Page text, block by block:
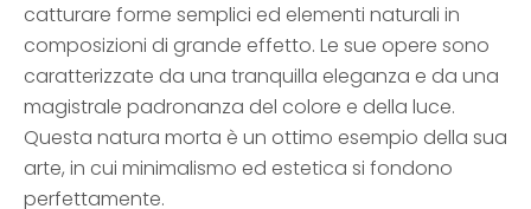
catturare forme semplici ed elementi naturali in
composizioni di grande effetto. Le sue opere sono
caratterizzate da una tranquilla eleganza e da una
magistrale padronanza del colore e della luce.
Questa natura morta è un ottimo esempio della sua
arte, in cui minimalismo ed estetica si fondono
perfettamente.